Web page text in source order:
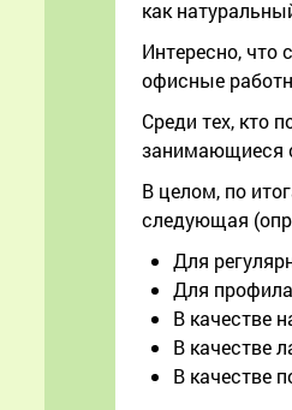
как
Интересно, что
офисные
Среди тех, кто
занимающиеся
В целом, по
следующая
Для
Для
В качестве
В качестве
В качестве